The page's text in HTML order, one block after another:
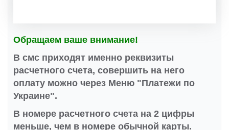
Обращаем ваше внимание!
В смс приходят именно реквизиты
расчетного счета, совершить на него
оплату можно через Меню "Платежи по
Украине".
В номере расчетного счета на 2 цифры
меньше, чем в номере обычной карты.